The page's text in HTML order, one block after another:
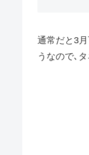
通常だと3
うなので､